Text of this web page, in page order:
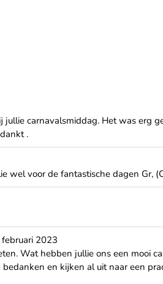
carnavalsmiddag. Het was erg
.
wel voor de fantastische dagen Gr,
2023
Wat hebben jullie ons een mooi
en kijken al uit naar een